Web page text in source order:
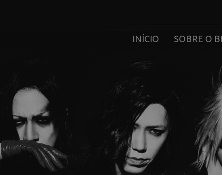
INÍCIO SOBRE O